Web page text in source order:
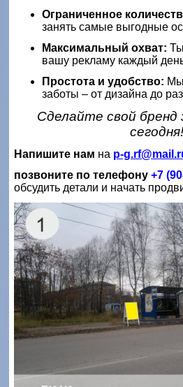
Ограниченное
занять самые выгодные
Максимальный охват:
вашу рекламу каждый
Простота и удобство:
заботы – от дизайна до
Сделайте свой
сегодня!
Напишите нам на p-
позвоните по телефону +7
обсудить детали и начать